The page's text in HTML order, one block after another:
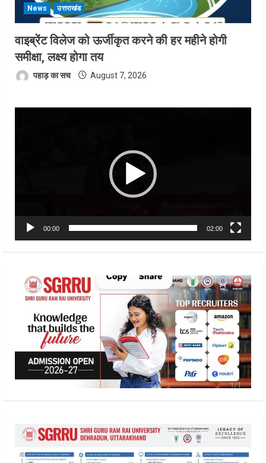
News उत्तराखंड
वाइब्रेंट विलेज को ऊर्जीकृत करने की हर महीने होगी
समीक्षा, लक्ष्य होगा तय
पहाड़ का सच August 7, 2026
00:00 02:00